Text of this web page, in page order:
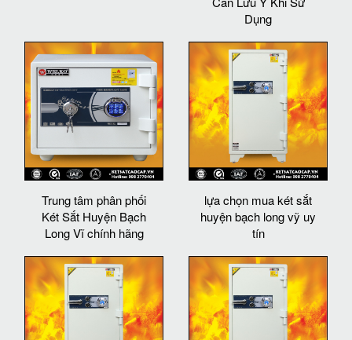
Dụng
Trung tâm phân phối
Két Sắt Huyện Bạch
Long Vĩ chính hãng
lựa chọn mua két sắt
huyện bạch long vỹ uy
tín